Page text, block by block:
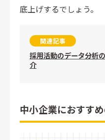
底上げするでしょう。
関連記事
採用活動のデータ分析
介
中小企業におすす